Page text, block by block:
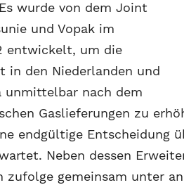
wurde von dem Joint
und Vopak im
entwickelt, um die
in den Niederlanden und
unmittelbar nach dem
Gaslieferungen zu
endgültige Entscheidung
Neben dessen
zufolge gemeinsam unter